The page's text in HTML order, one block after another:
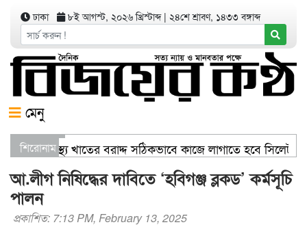
ঢাকা ৮ই আগস্ট, ২০২৬ খ্রিস্টাব্দ| ২৪শে শ্রাবণ, ১৪৩৩ বঙ্গাব্দ
মেনু
শিরোনামস্বাস্থ্য খাতের বরাদ্দ সঠিকভাবে কাজে লাগাতে হবে
যার যেখানে খালি জায়গা আছে, গাছ লাগান — আব্দুল কাইয়ুম
আ.লীগ নিষিদ্ধের দাবিতে ‘হবিগঞ্জ ব্লকড’ কর্মসূচি
পালন
প্রকাশিত: 7:13 PM, February 13, 2025